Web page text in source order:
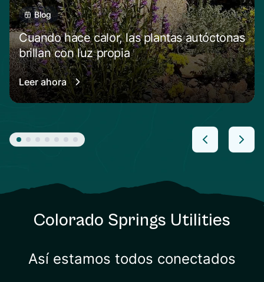
Blog
Cuando hace calor, las plantas autóctonas
brillan con luz propia
Leer ahora
Colorado Springs Utilities
Así estamos todos conectados